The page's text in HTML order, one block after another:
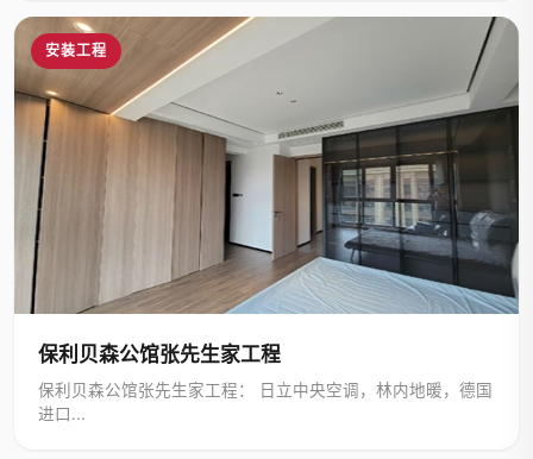
安装工程
保利贝森公馆张先生家工程
保利贝森公馆张先生家工程： 日立中央空调，林内地暖，德国
进口...